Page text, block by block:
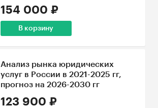
154 000 ₽
В корзину
Анализ рынка юридических
услуг в России в 2021-2025 гг,
прогноз на 2026-2030 гг
123 900 ₽